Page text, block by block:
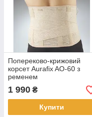
Попереково-крижовий
корсет Aurafix AO-60 з
ременем
1 990 ₴
Купити